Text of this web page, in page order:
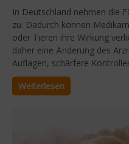
In Deutschland nehmen die
zu. Dadurch können
oder Tieren ihre Wirkung
daher eine Änderung des
Auflagen, schärfere
Weiterlesen